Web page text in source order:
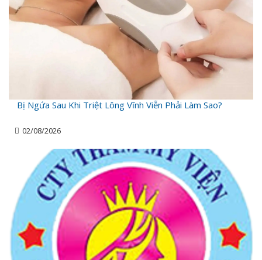
Bị Ngứa Sau Khi Triệt Lông Vĩnh Viễn Phải Làm Sao?
02/08/2026